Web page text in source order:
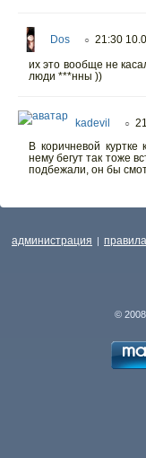
Dos ○ 21:30
их это вообще не
люди ***нны ))
kadevil ○
В коричневой куртке
нему бегут так тоже
подбежали, он бы
администрация | правила
©